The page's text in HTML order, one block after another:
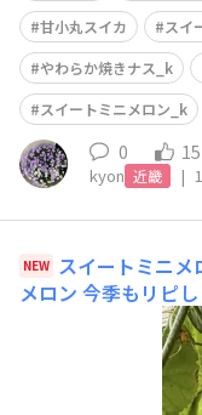
甘小丸スイカ
スイ
やわらか焼きナス_k
スイートミニメロン_k
0 15
kyon 近畿 |
NEW スイートミニメ
メロン 今季もリピ
るかなドキドキ ド
く見かけます毎朝
してますが 毎日 毎
イチャイチャして